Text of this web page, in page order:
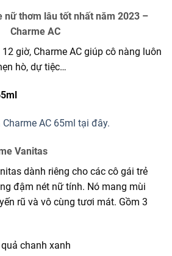
nữ thơm lâu tốt nhất năm 2023 –
Charme AC
giờ, Charme AC giúp cô nàng luôn
hò, dự tiệc…
AC 65ml tại đây.
Vanitas
dành riêng cho các cô gái trẻ
đậm nét nữ tính. Nó mang mùi
rũ và vô cùng tươi mát. Gồm 3
chanh xanh